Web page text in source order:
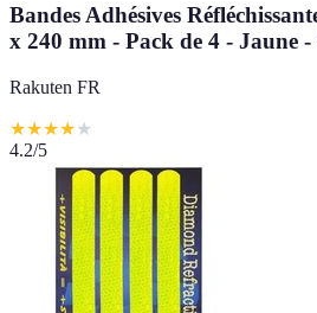
Bandes Adhésives
x 240 mm - Pack de 4 - Jaune -
Rakuten FR
★★★★★
4.2/5